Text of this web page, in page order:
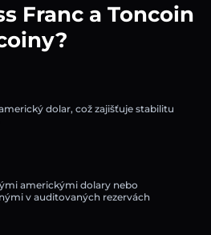
Franc a Toncoin
dolar, což zajišťuje stabilitu
americkými dolary nebo
v auditovaných rezervách